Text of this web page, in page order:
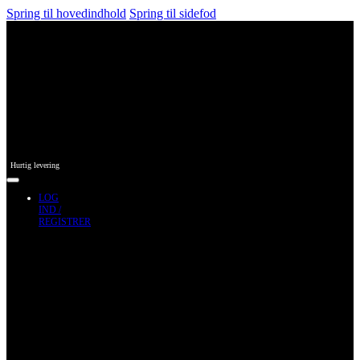
Spring til hovedindhold Spring til sidefod
Hurtig levering
LOG
IND /
REGISTRER